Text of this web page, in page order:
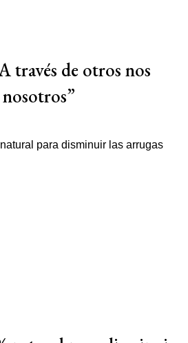
través de otros nos